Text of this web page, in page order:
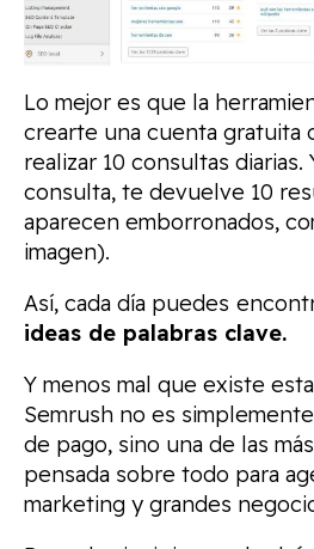
Lo mejor es que la
crearte una cuenta gratuita
realizar 10 consultas diarias.
consulta, te devuelve 10
aparecen emborronados,
imagen).
Así, cada día puedes
ideas de palabras clave.
Y menos mal que existe
Semrush no es
de pago, sino una de las
pensada sobre todo para
marketing y grandes